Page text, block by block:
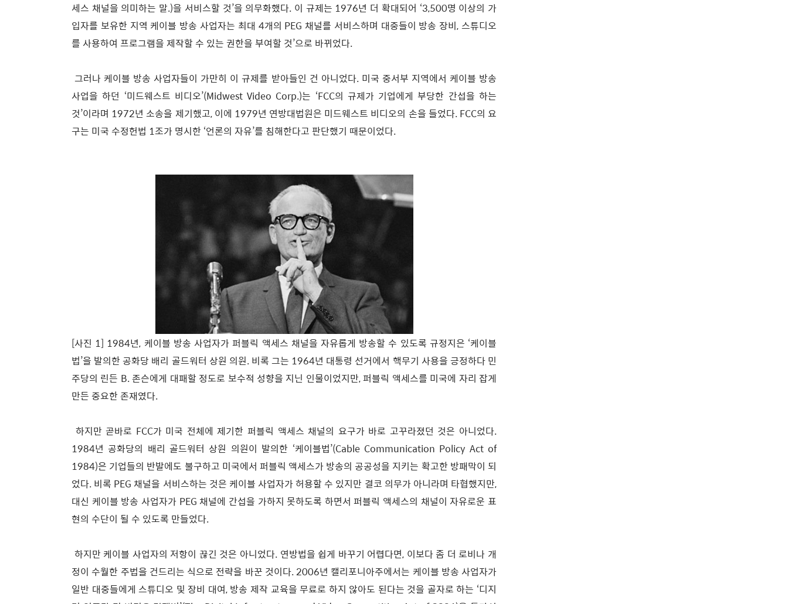
세스 채널을 의미하는 말.)을 서비스할 것’을 의무화했다. 이 규제는 1976년 더 확대되어 ‘3,500명 이상의 가
입자를 보유한 지역 케이블 방송 사업자는 최대 4개의 PEG 채널를 서비스하며 대중들이 방송 장비, 스튜디오
를 사용하여 프로그램을 제작할 수 있는 권한을 부여할 것’으로 바뀌었다.
그러나 케이블 방송 사업자들이 가만히 이 규제를 받아들인 건 아니었다. 미국 중서부 지역에서 케이블 방송
사업을 하던 ‘미드웨스트 비디오’(Midwest Video Corp.)는 ‘FCC의 규제가 기업에게 부당한 간섭을 하는
것’이라며 1972년 소송을 제기했고, 이에 1979년 연방대법원은 미드웨스트 비디오의 손을 들었다. FCC의 요
구는 미국 수정헌법 1조가 명시한 ‘언론의 자유’를 침해한다고 판단했기 때문이었다.
[사진 1] 1984년, 케이블 방송 사업자가 퍼블릭 액세스 채널을 자유롭게 방송할 수 있도록 규정지은 ‘케이블
법’을 발의한 공화당 배리 골드워터 상원 의원. 비록 그는 1964년 대통령 선거에서 핵무기 사용을 긍정하다 민
주당의 린든 B. 존슨에게 대패할 정도로 보수적 성향을 지닌 인물이었지만, 퍼블릭 액세스를 미국에 자리 잡게
만든 중요한 존재였다.
하지만 곧바로 FCC가 미국 전체에 제기한 퍼블릭 액세스 채널의 요구가 바로 고꾸라졌던 것은 아니었다.
1984년 공화당의 배리 골드워터 상원 의원이 발의한 ‘케이블법’(Cable Communication Policy Act of
1984)은 기업들의 반발에도 불구하고 미국에서 퍼블릭 액세스가 방송의 공공성을 지키는 확고한 방패막이 되
었다. 비록 PEG 채널을 서비스하는 것은 케이블 사업자가 허용할 수 있지만 결코 의무가 아니라며 타협했지만,
대신 케이블 방송 사업자가 PEG 채널에 간섭을 가하지 못하도록 하면서 퍼블릭 액세스의 채널이 자유로운 표
현의 수단이 될 수 있도록 만들었다.
하지만 케이블 사업자의 저항이 끊긴 것은 아니었다. 연방법을 쉽게 바꾸기 어렵다면, 이보다 좀 더 로비나 개
정이 수월한 주법을 건드리는 식으로 전략을 바꾼 것이다. 2006년 캘리포니아주에서는 케이블 방송 사업자가
일반 대중들에게 스튜디오 및 장비 대여, 방송 제작 교육을 무료로 하지 않아도 된다는 것을 골자로 하는 ‘디지